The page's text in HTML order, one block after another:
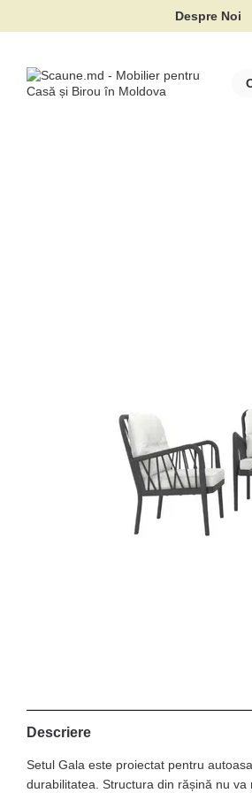
Despre Noi
Descriere
Setul Gala este proiectat pentru
durabilitatea. Structura din rășină nu